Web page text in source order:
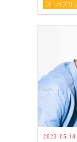
ス,パブリ
2022.05.18